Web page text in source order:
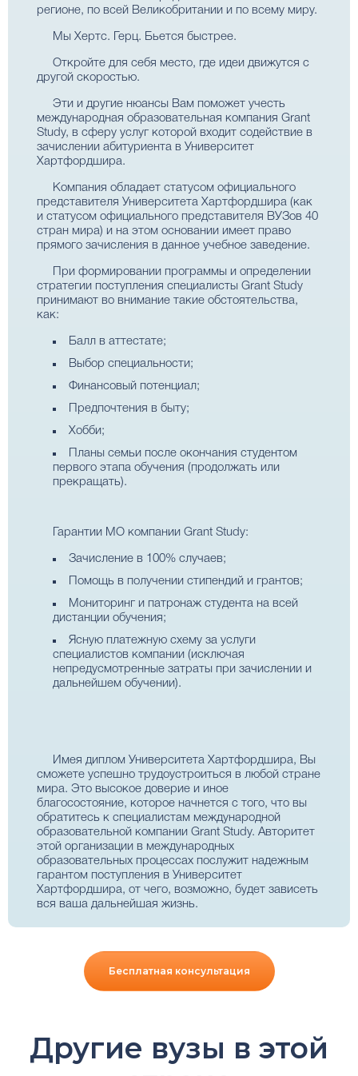
регионе, по всей Великобритании и по всему миру.
Мы Хертс. Герц. Бьется быстрее.
Откройте для себя место, где идеи движутся с
другой скоростью.
Эти и другие нюансы Вам поможет учесть
международная образовательная компания Grant
Study, в сферу услуг которой входит содействие в
зачислении абитуриента в Университет
Хартфордшира.
Компания обладает статусом официального
представителя Университета Хартфордшира (как
и статусом официального представителя ВУЗов 40
стран мира) и на этом основании имеет право
прямого зачисления в данное учебное заведение.
При формировании программы и определении
стратегии поступления специалисты Grant Study
принимают во внимание такие обстоятельства,
как:
Балл в аттестате;
Выбор специальности;
Финансовый потенциал;
Предпочтения в быту;
Хобби;
Планы семьи после окончания студентом
первого этапа обучения (продолжать или
прекращать).
Гарантии МО компании Grant Study:
Зачисление в 100% случаев;
Помощь в получении стипендий и грантов;
Мониторинг и патронаж студента на всей
дистанции обучения;
Ясную платежную схему за услуги
специалистов компании (исключая
непредусмотренные затраты при зачислении и
дальнейшем обучении).
Имея диплом Университета Хартфордшира, Вы
сможете успешно трудоустроиться в любой стране
мира. Это высокое доверие и иное
благосостояние, которое начнется с того, что вы
обратитесь к специалистам международной
образовательной компании Grant Study. Авторитет
этой организации в международных
образовательных процессах послужит надежным
гарантом поступления в Университет
Хартфордшира, от чего, возможно, будет зависеть
вся ваша дальнейшая жизнь.
Бесплатная консультация
Другие вузы в этой